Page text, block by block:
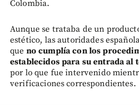
Colombia.
Aunque se trataba de un
estético, las autoridades
que no cumplía con los
establecidos para su entrada
por lo que fue intervenido
verificaciones correspondientes.